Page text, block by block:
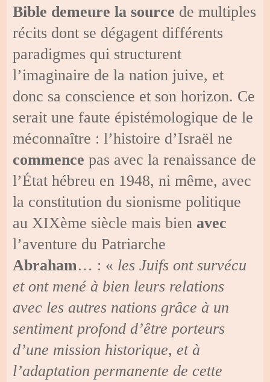
Bible demeure la source de multiples
récits dont se dégagent différents
paradigmes qui structurent
l’imaginaire de la nation juive, et
donc sa conscience et son horizon. Ce
serait une faute épistémologique de le
méconnaître : l’histoire d’Israël ne
commence pas avec la renaissance de
l’État hébreu en 1948, ni même, avec
la constitution du sionisme politique
au XIXème siècle mais bien avec
l’aventure du Patriarche
Abraham… : « les Juifs ont survécu
et ont mené à bien leurs relations
avec les autres nations grâce à un
sentiment profond d’être porteurs
d’une mission historique, et à
l’adaptation permanente de cette